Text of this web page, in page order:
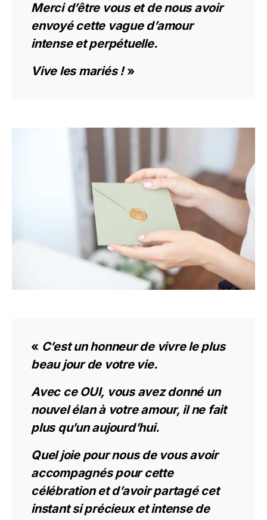
Merci d’être vous et de nous avoir
envoyé cette vague d’amour
intense et perpétuelle.
Vive les mariés !»
« C’est un honneur de vivre le plus
beau jour de votre vie.
Avec ce OUI, vous avez donné un
nouvel élan à votre amour, il ne fait
plus qu’un aujourd’hui.
Quel joie pour nous de vous avoir
accompagnés pour cette
célébration et d’avoir partagé cet
instant si précieux et intense de